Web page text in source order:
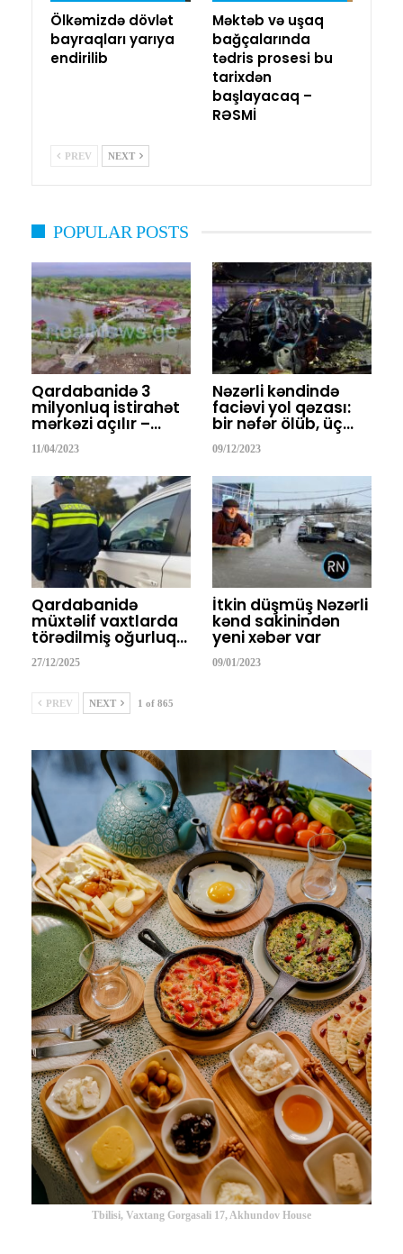
Ölkəmizdə dövlət
bayraqları yarıya
endirilib
Məktəb və uşaq
bağçalarında
tədris prosesi bu
tarixdən
başlayacaq –
RƏSMİ
PREV NEXT
POPULAR POSTS
Qardabanidə 3
milyonluq istirahət
mərkəzi açılır –…
11/04/2023
Nəzərli kəndində
faciəvi yol qəzası:
bir nəfər ölüb, üç…
09/12/2023
Qardabanidə
müxtəlif vaxtlarda
törədilmiş oğurluq…
27/12/2025
İtkin düşmüş Nəzərli
kənd sakinindən
yeni xəbər var
09/01/2023
PREV NEXT 1 of 865
Tbilisi, Vaxtang Gorgasali 17, Akhundov House